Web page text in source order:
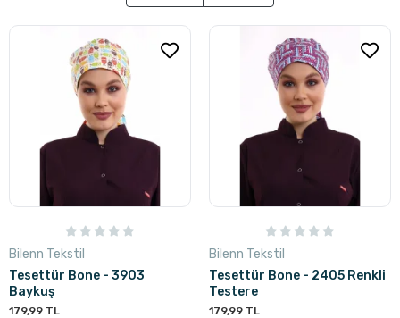
Bilenn Tekstil
Tesettür Bone - 3903
Baykuş
179,99 TL
Bilenn Tekstil
Tesettür Bone - 2405 Renkli
Testere
179,99 TL